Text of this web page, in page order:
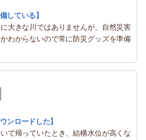
している】
大きな川ではありませんが、自然災害
わからないので常に防災グッズを準備
ンロードした】
て帰っていたとき、結構水位が高くな